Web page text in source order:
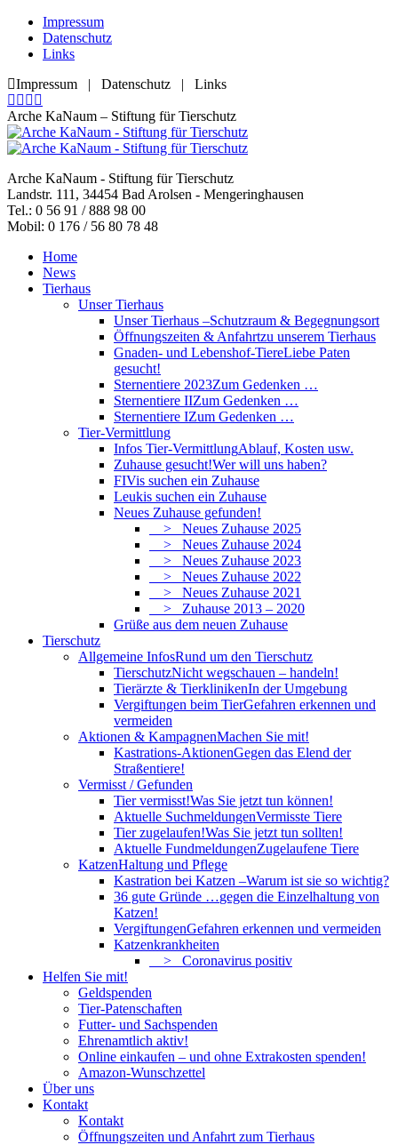
Zum
Inhalt
springen
Impressum
Datenschutz
Links
Impressum | Datenschutz | Links
Facebook
page
opens
in
window
YouTube
page
opens
in
window
RSS
page
opens
in
window
Mail
page
opens
new
window
Arche KaNaum – Stiftung für Tierschutz
Arche KaNaum - Stiftung für Tierschutz
Landstr. 111, 34454 Bad Arolsen - Mengeringhausen
Tel.: 0 56 91 / 888 98 00
Mobil: 0 176 / 56 80 78 48
Home
News
Tierhaus
Unser Tierhaus
Unser Tierhaus –Schutzraum & Begegnungsort
Öffnungszeiten & Anfahrtzu unserem Tierhaus
Gnaden- und Lebenshof-TiereLiebe Paten
gesucht!
Sternentiere 2023Zum Gedenken …
Sternentiere IIZum Gedenken …
Sternentiere IZum Gedenken …
Tier-Vermittlung
Infos Tier-VermittlungAblauf, Kosten usw.
Zuhause gesucht!Wer will uns haben?
FIVis suchen ein Zuhause
Leukis suchen ein Zuhause
Neues Zuhause gefunden!
> Neues Zuhause 2025
> Neues Zuhause 2024
> Neues Zuhause 2023
> Neues Zuhause 2022
> Neues Zuhause 2021
> Zuhause 2013 – 2020
Grüße aus dem neuen Zuhause
Tierschutz
Allgemeine InfosRund um den Tierschutz
TierschutzNicht wegschauen – handeln!
Tierärzte & TierklinikenIn der Umgebung
Vergiftungen beim TierGefahren erkennen und
vermeiden
Aktionen & KampagnenMachen Sie mit!
Kastrations-AktionenGegen das Elend der
Straßentiere!
Vermisst / Gefunden
Tier vermisst!Was Sie jetzt tun können!
Aktuelle SuchmeldungenVermisste Tiere
Tier zugelaufen!Was Sie jetzt tun sollten!
Aktuelle FundmeldungenZugelaufene Tiere
KatzenHaltung und Pflege
Kastration bei Katzen –Warum ist sie so wichtig?
36 gute Gründe …gegen die Einzelhaltung von
Katzen!
VergiftungenGefahren erkennen und vermeiden
Katzenkrankheiten
> Coronavirus positiv
Helfen Sie mit!
Geldspenden
Tier-Patenschaften
Futter- und Sachspenden
Ehrenamtlich aktiv!
Online einkaufen – und ohne Extrakosten spenden!
Amazon-Wunschzettel
Über uns
Kontakt
Kontakt
Öffnungszeiten und Anfahrt zum Tierhaus